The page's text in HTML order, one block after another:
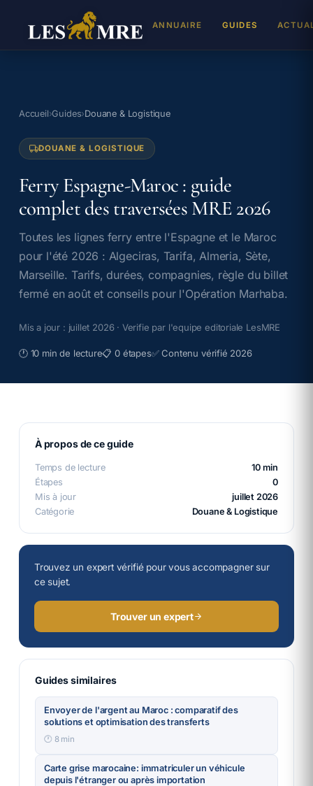
ANNUAIRE GUIDES
Accueil›Guides›Douane & Logistique
DOUANE & LOGISTIQUE
Ferry Espagne-Maroc : guide
complet des traversées MRE 2026
Toutes les lignes ferry entre l'Espagne et le Maroc
pour l'été 2026 : Algeciras, Tarifa, Almeria, Sète,
Marseille. Tarifs, durées, compagnies, règle du billet
fermé en août et conseils pour l'Opération Marhaba.
Mis a jour : juillet 2026· Verifie par l'equipe editoriale LesMRE
🕐 10 min de lecture📋0 étapes✅Contenu vérifié 2026
À propos de ce guide
Temps de lecture
10 min
Étapes
0
Mis à jour
juillet 2026
Catégorie
Douane & Logistique
Trouvez un expert vérifié pour vous accompagner sur
ce sujet.
Trouver un expert
Guides similaires
Envoyer de l'argent au Maroc : comparatif des
solutions et optimisation des transferts
🕐 8min
Carte grise marocaine: immatriculer un véhicule
depuis l'étranger ou après importation